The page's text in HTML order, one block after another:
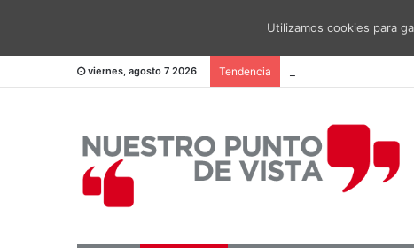
viernes, agosto 7 2026 Tendencia
Utilizamos cookies para